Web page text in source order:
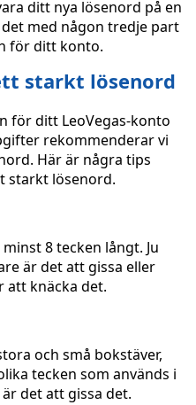
ditt nya lösenord på en
med någon tredje part
för ditt konto.
starkt lösenord
för ditt LeoVegas-konto
rekommenderar vi
Här är några tips
starkt lösenord.
8 tecken långt. Ju
är det att gissa eller
att knäcka det.
och små bokstäver,
tecken som används i
det att gissa det.